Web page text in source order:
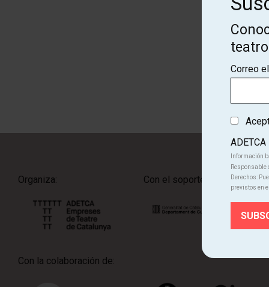
Organiza: Con el soporte de:
Con la colaboración de:
Correo
ADETCA
Información
Responsable
Derechos:
previstos en